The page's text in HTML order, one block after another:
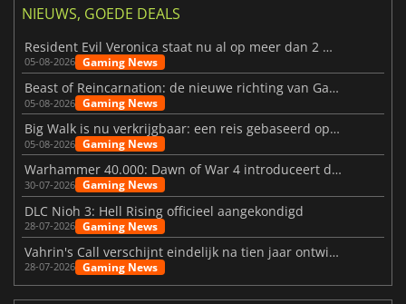
NIEUWS, GOEDE DEALS
Resident Evil Veronica staat nu al op meer dan 2 miljoen verlanglijstjes
05-08-2026 Gaming News
Beast of Reincarnation: de nieuwe richting van Game Freak
05-08-2026 Gaming News
Big Walk is nu verkrijgbaar: een reis gebaseerd op vriendschap
05-08-2026 Gaming News
Warhammer 40.000: Dawn of War 4 introduceert de Necron-factie
30-07-2026 Gaming News
DLC Nioh 3: Hell Rising officieel aangekondigd
28-07-2026 Gaming News
Vahrin's Call verschijnt eindelijk na tien jaar ontwikkeling
28-07-2026 Gaming News